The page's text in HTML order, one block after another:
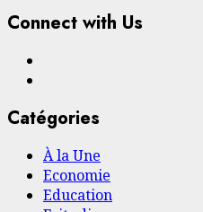
Connect with Us
Catégories
À la Une
Economie
Education